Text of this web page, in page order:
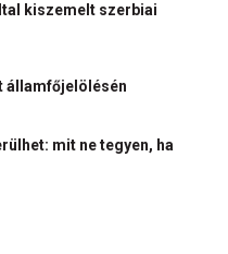
kiszemelt szerbiai
államfőjelölésén
mit ne tegyen, ha